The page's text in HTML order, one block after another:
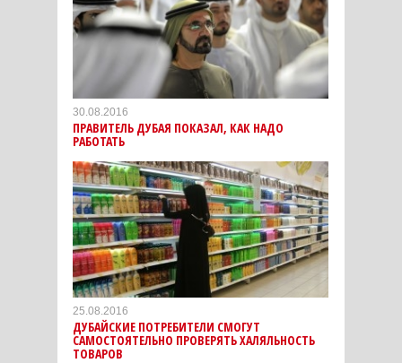
30.08.2016
ПРАВИТЕЛЬ ДУБАЯ ПОКАЗАЛ, КАК НАДО
РАБОТАТЬ
25.08.2016
ДУБАЙСКИЕ ПОТРЕБИТЕЛИ СМОГУТ
САМОСТОЯТЕЛЬНО ПРОВЕРЯТЬ ХАЛЯЛЬНОСТЬ
ТОВАРОВ